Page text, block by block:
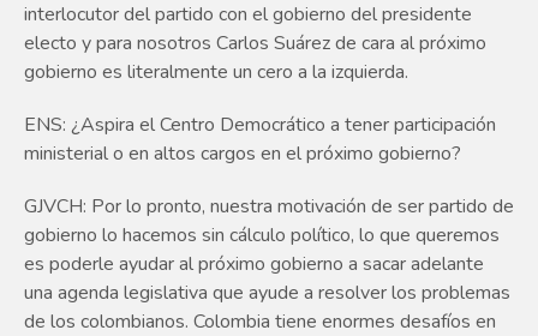
interlocutor del partido con el gobierno del presidente
electo y para nosotros Carlos Suárez de cara al próximo
gobierno es literalmente un cero a la izquierda.
ENS: ¿Aspira el Centro Democrático a tener participación
ministerial o en altos cargos en el próximo gobierno?
GJVCH: Por lo pronto, nuestra motivación de ser partido de
gobierno lo hacemos sin cálculo político, lo que queremos
es poderle ayudar al próximo gobierno a sacar adelante
una agenda legislativa que ayude a resolver los problemas
de los colombianos. Colombia tiene enormes desafíos en